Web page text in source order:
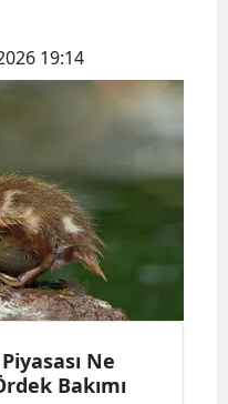
19:14
Ne
Bakımı